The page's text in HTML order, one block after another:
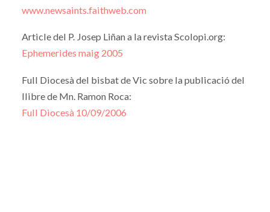
www.newsaints.faithweb.com
Article del P. Josep Liñan a la revista Scolopi.org:
Ephemerides maig 2005
Full Diocesà del bisbat de Vic sobre la publicació del
llibre de Mn. Ramon Roca:
Full Diocesà 10/09/2006